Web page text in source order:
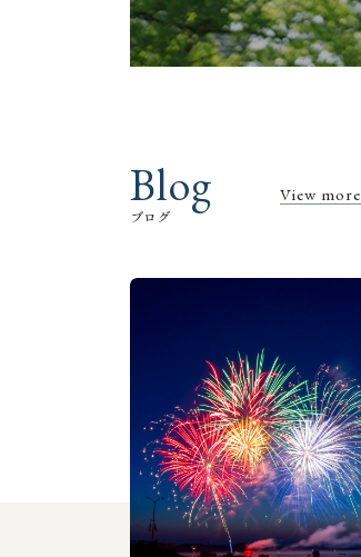
ブロ グ
Blog View more